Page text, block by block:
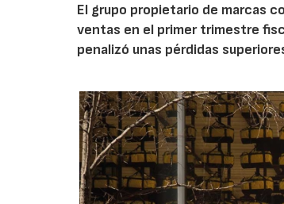
El grupo propietario de marcas
ventas en el primer trimestre
penalizó unas pérdidas